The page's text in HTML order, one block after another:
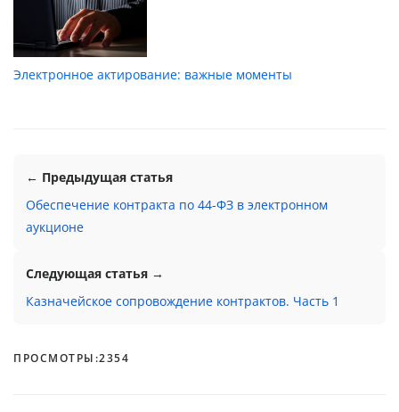
Электронное актирование: важные моменты
← Предыдущая статья
Обеспечение контракта по 44-ФЗ в электронном
аукционе
Следующая статья →
Казначейское сопровождение контрактов. Часть 1
ПРОСМОТРЫ:2354